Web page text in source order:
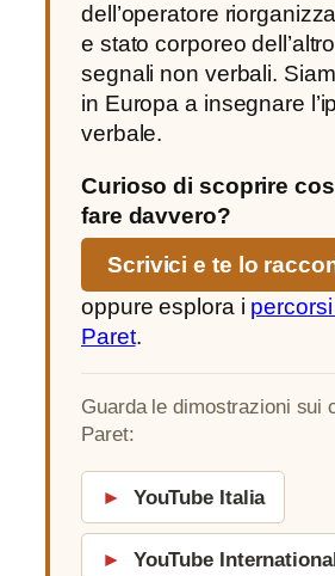
dell’operatore
e stato corporeo
segnali non verbali.
in Europa a insegnare
verbale.
Curioso di scoprire
fare davvero?
Scrivici e te lo
oppure esplora i
Paret.
Guarda le dimostrazioni sui
Paret:
► YouTube Italia
► YouTube